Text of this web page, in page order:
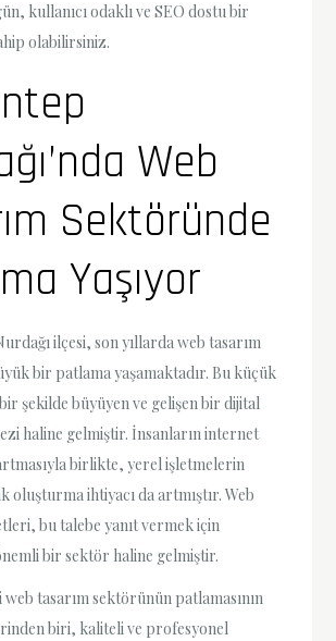
kullanıcı odaklı ve SEO dostu bir
olabilirsiniz.
Web
Sektöründe
Yaşıyor
ilçesi, son yıllarda web tasarım
bir patlama yaşamaktadır. Bu küçük
şekilde büyüyen ve gelişen bir dijital
haline gelmiştir. İnsanların internet
birlikte, yerel işletmelerin
oluşturma ihtiyacı da artmıştır. Web
bu talebe yanıt vermek için
bir sektör haline gelmiştir.
tasarım sektörünün patlamasının
biri, kaliteli ve profesyonel